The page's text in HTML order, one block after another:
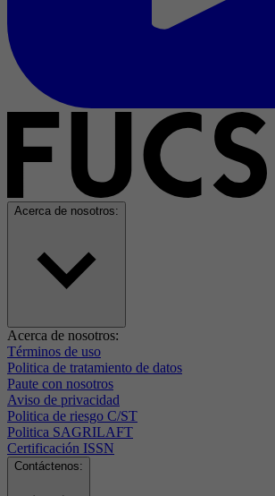
Acerca de nosotros:
Acerca de nosotros:
Términos de uso
Politica de tratamiento de datos
Paute con nosotros
Aviso de privacidad
Politica de riesgo C/ST
Politica SAGRILAFT
Certificación ISSN
Contáctenos: